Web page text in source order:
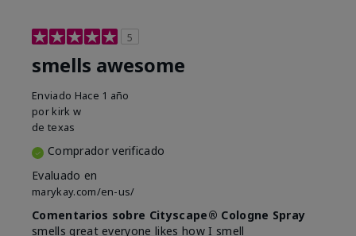
5
smells awesome
Enviado Hace 1 año
por kirk w
de texas
Comprador verificado
Evaluado en
marykay.com/en-us/
Comentarios sobre Cityscape® Cologne Spray
smells great everyone likes how I smell